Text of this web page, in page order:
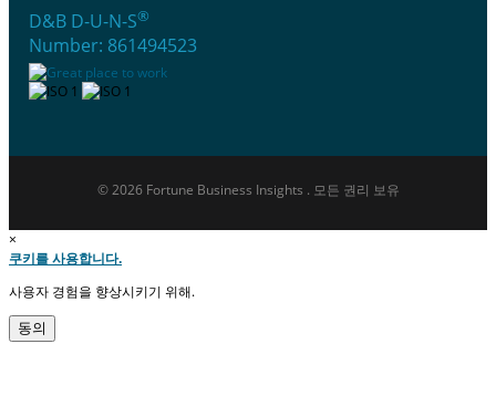
D&B D-U-N-S®
Number: 861494523
© 2026 Fortune Business Insights . 모든 권리 보유
×
쿠키를 사용합니다.
사용자 경험을 향상시키기 위해.
동의